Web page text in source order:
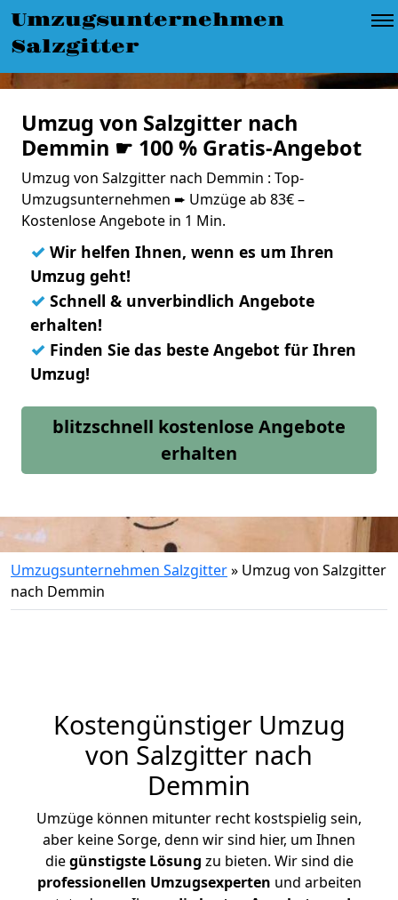
Umzugsunternehmen
Salzgitter
Umzug von Salzgitter nach
Demmin ☛ 100 % Gratis-Angebot
Umzug von Salzgitter nach Demmin : Top-
Umzugsunternehmen ➨ Umzüge ab 83€ –
Kostenlose Angebote in 1 Min.
✓ Wir helfen Ihnen, wenn es um Ihren
Umzug geht!
✓ Schnell & unverbindlich Angebote
erhalten!
✓ Finden Sie das beste Angebot für Ihren
Umzug!
blitzschnell kostenlose Angebote
erhalten
Umzugsunternehmen Salzgitter» Umzug von Salzgitter
nach Demmin
Kostengünstiger Umzug
von Salzgitter nach
Demmin
Umzüge können mitunter recht kostspielig sein,
aber keine Sorge, denn wir sind hier, um Ihnen
diegünstigste Lösung zu bieten. Wir sind die
professionellen Umzugsexperten und arbeiten